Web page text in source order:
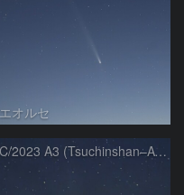
エオルセ
C/2023 A3 (Tsuchinshan–ATLAS)